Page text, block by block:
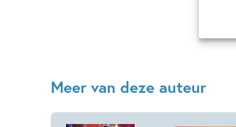
Meer van deze auteur